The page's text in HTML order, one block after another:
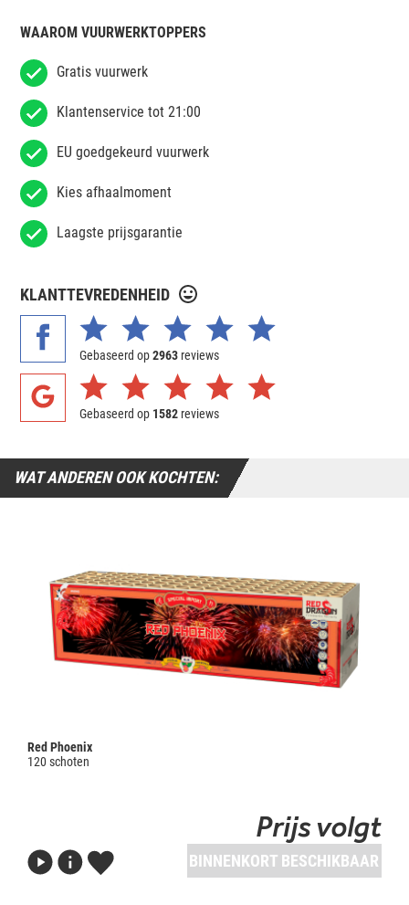
WAAROM VUURWERKTOPPERS
Gratis vuurwerk
Klantenservice tot 21:00
EU goedgekeurd vuurwerk
Kies afhaalmoment
Laagste prijsgarantie
KLANTTEVREDENHEID
Gebaseerd op2963 reviews
Gebaseerd op 1582 reviews
WAT ANDEREN OOK KOCHTEN:
Red Phoenix
120 schoten
Prijs volgt
BINNENKORT BESCHIKBAAR